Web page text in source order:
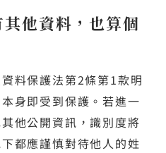
他資料，也算個
料保護法第2條第1款明
身即受到保護。若進一
他公開資訊，識別度將
都應謹慎對待他人的姓